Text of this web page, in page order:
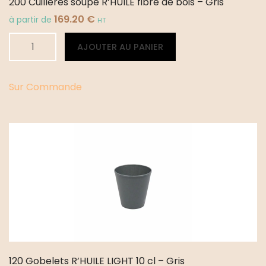
à partir de 169.20 € HT
Cuillères
fibre
AJOUTER AU PANIER
Alternative:
Sur Commande
120 Gobelets R’HUILE LIGHT 10 cl – Gris